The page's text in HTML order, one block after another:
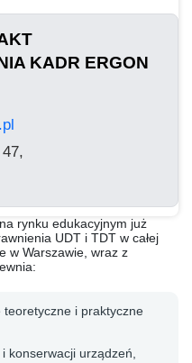
KADR ERGON
rynku edukacyjnym już
UDT i TDT w całej
w Warszawie, wraz z
i praktyczne
konserwacji urządzeń,